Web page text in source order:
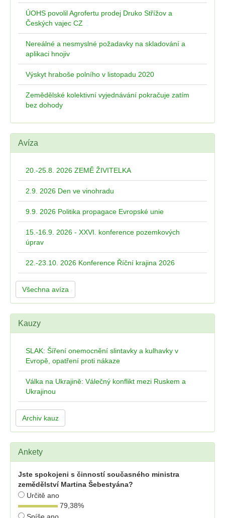
ÚOHS povolil Agrofertu prodej Druko Střížov a
Českých vajec CZ
Nereálné a nesmyslné požadavky na skladování a
aplikaci hnojiv
Výskyt hraboše polního v listopadu 2020
Zemědělské kolektivní vyjednávání pokračuje zatím
bez dohody
Avíza
20.-25.8. 2026 ZEMĚ ŽIVITELKA
2.9. 2026 Den ve vinohradu
9.9. 2026 Politika propagace Evropské unie
15.-16.9. 2026 - XXVI. konference pozemkových
úprav
22.-23.10. 2026 Konference Říční krajina 2026
Všechna avíza
Kauzy
SLAK: Šíření onemocnění slintavky a kulhavky v
Evropě, opatření proti nákaze
Válka na Ukrajině: Válečný konflikt mezi Ruskem a
Ukrajinou
Archiv kauz
Ankety
Jste spokojeni s činností současného ministra
zemědělství Martina Šebestyána?
Určitě ano
79,38%